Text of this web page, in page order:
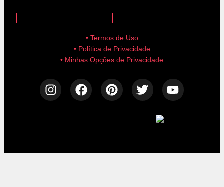
• Termos de Uso
• Política de Privacidade
• Minhas Opções de Privacidade